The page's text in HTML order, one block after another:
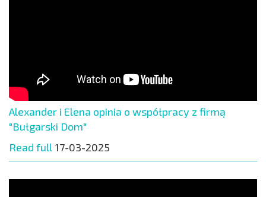
Alexander i Elena opinia o współpracy z firmą
"Bułgarski Dom"
Read full 17-03-2025